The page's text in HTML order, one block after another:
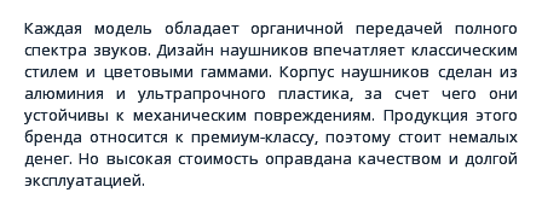
Каждая модель обладает органичной передачей полного
спектра звуков. Дизайн наушников впечатляет классическим
стилем и цветовыми гаммами. Корпус наушников сделан из
алюминия и ультрапрочного пластика, за счет чего они
устойчивы к механическим повреждениям. Продукция этого
бренда относится к премиум-классу, поэтому стоит немалых
денег. Но высокая стоимость оправдана качеством и долгой
эксплуатацией.